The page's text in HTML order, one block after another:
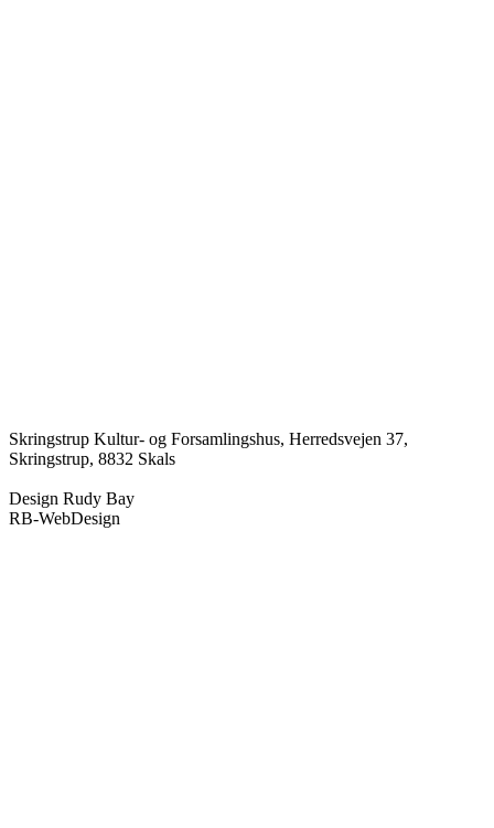
Skringstrup Kultur- og Forsamlingshus, Herredsvejen 37,
Skringstrup, 8832 Skals
Design Rudy Bay
RB-WebDesign